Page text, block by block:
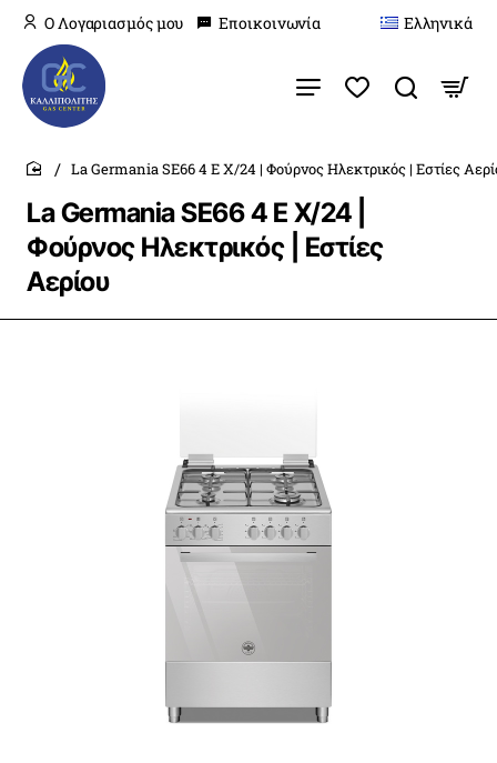
O Λογαριασμός μου Εποικοινωνία Ελληνικά
La Germania SE66 4 E X/24 |
Φούρνος Ηλεκτρικός | Εστίες
Αερίου
home
La Germania SE66 4 E X/24 | Φούρνος Ηλεκτρικός | Εστίες